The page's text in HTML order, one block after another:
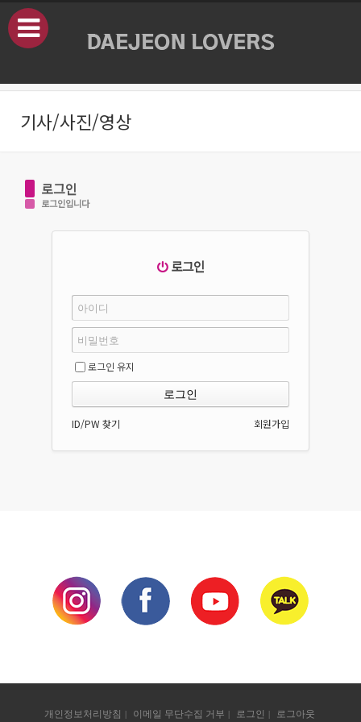
본문으로 바로가기
기사/사진/영상
로그인
로그인입니다
로그인
로그인 유지
ID/PW 찾기 회원가입
개인정보처리방침 이메일 무단수집 거부 로그인 로그아웃